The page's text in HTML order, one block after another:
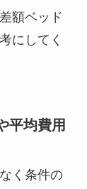
額ベッド
にしてく
平均費用
く条件の